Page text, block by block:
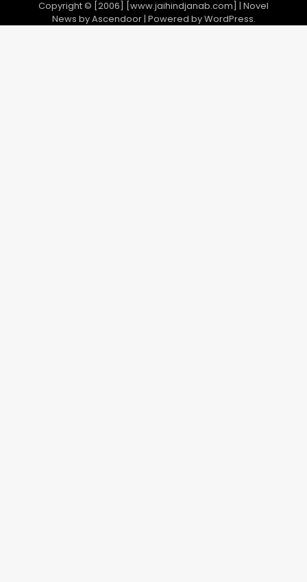
Copyright © [2006] [www.jaihindjanab.com] | Novel
News byAscendoor| Powered byWordPress.